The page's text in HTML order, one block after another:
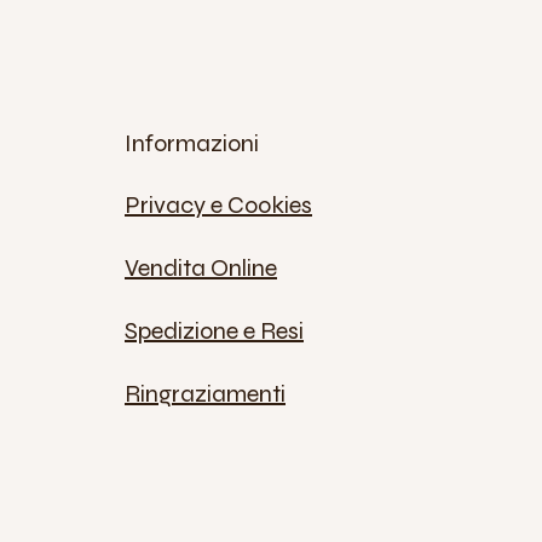
Informazioni
Privacy e Cookies
Vendita Online
Spedizione e Resi
Ringraziamenti